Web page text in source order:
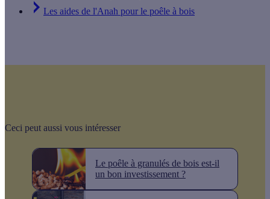
Les aides de l'Anah pour le poêle à bois
Ceci peut aussi vous intéresser
Le poêle à granulés de bois est-il
un bon investissement ?